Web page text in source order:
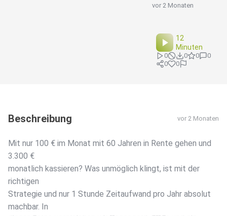
vor 2 Monaten
12
Minuten
0 0 0
0
0
0
Beschreibung vor 2 Monaten
Mit nur 100 € im Monat mit 60 Jahren in Rente gehen und
3.300 €
monatlich kassieren? Was unmöglich klingt, ist mit der
richtigen
Strategie und nur 1 Stunde Zeitaufwand pro Jahr absolut
machbar. In